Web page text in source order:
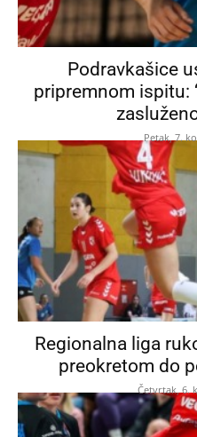
Podravkašice
pripremnom ispitu:
Petak, 7.
Regionalna liga
preokretom do
Četvrtak, 6.